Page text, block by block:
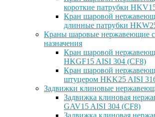
короткие патрубки
Кран шаровой
длинные патрубки
Краны шаровые нержавеющие
назначения
Кран шаровой
HKGF15 AISI 304 (CF8)
Кран шаровой
штуцером HKK25 AISI
Задвижки клиновые
Задвижка клиновая
GAV15 AISI 304 (CF8)
Задвижка клиновая